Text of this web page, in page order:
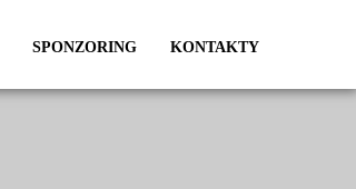
SPONZORING KONTAKTY